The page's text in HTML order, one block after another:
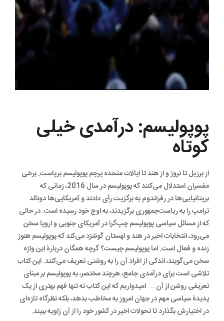
پوپولیسم: درآمدی خیلی
کوتاه
از برزیل تا نروژ و از هند تا ایالات متحده پرچم پوپولیسم برپاست. برخی
مفسران استدلال می‌کنند که پوپولیسم در سال 2016، زمانی که
بریتانیایی‌ها در رفراندوم به برگزیت رأی دادند و آمریکایی‌ها دونالد
ترامپ را به ریاست‌جمهوری برگزیدند، به اوج خود رسیده است. در حالی
که از مسائل سیاسی پوپولیسم چپ‌گرا در آمریکای جنوبی و اروپا سخن
می‌رود، انتخابات اخیر در هند و لهستان گوشزد می‌کند که پوپولیسم هنوز
زنده و فعال است. اما پوپولیسم چیست؟ گرچه همگان دربارۀ این واژه
سخن می‌گویند، اندکی از افراد آن را به روشنی تعریف می‌کنند. این کتاب
تلاشی است برای درآمدی جامع، هرچند مختصر، به پوپولیسم بر مبنای
تعریفی روشن از آن … امیدواریم که این کتاب نه تنها فهم بهتری از یک
پدیدۀ سیاسی مهم در جهان امروز به مخاطب بدهد، بلکه نظرگاه تازه‌ای
در اختیارش بگذارد تا تحولات اخیر در کشور خود را از آن زاویه ببیند.